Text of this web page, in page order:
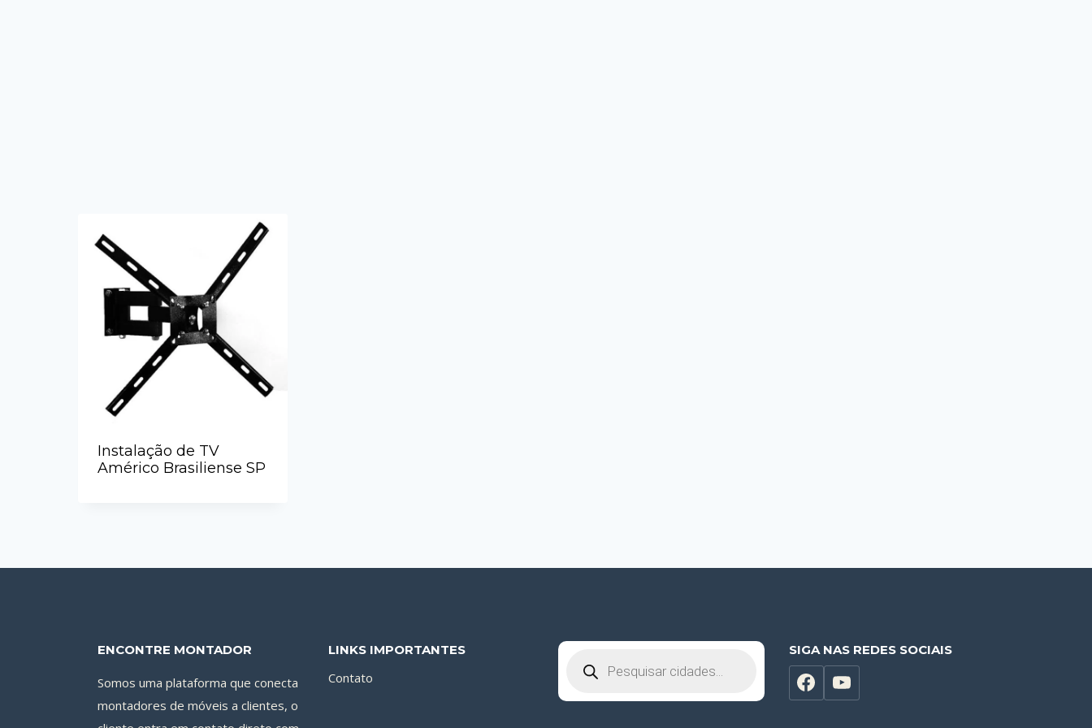
Instalação de TV
Américo Brasiliense SP
ENCONTRE MONTADOR
Somos uma plataforma que conecta
montadores de móveis a clientes, o
LINKS IMPORTANTES
Contato
produtos
SIGA NAS REDES SOCIAIS